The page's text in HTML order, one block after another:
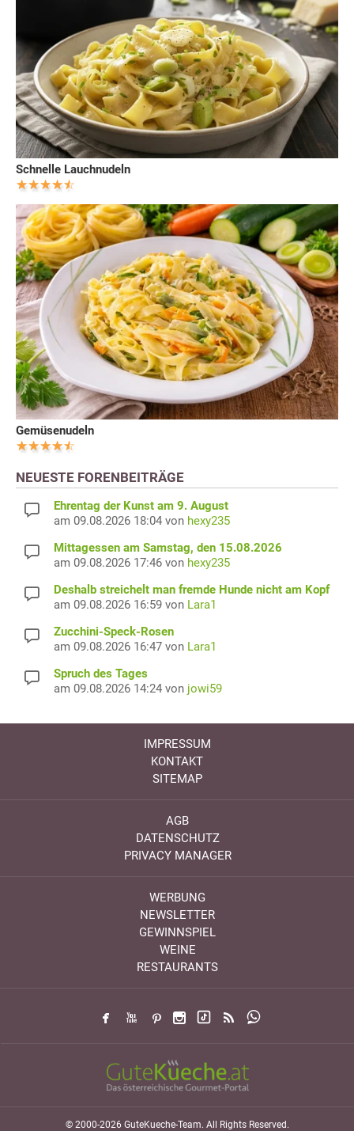
Schnelle Lauchnudeln
Gemüsenudeln
NEUESTE FORENBEITRÄGE
Ehrentag der Kunst am 9. August
am 09.08.2026 18:04 von hexy235
Mittagessen am Samstag, den 15.08.2026
am 09.08.2026 17:46 von hexy235
Deshalb streichelt man fremde Hunde nicht am Kopf
am 09.08.2026 16:59 von Lara1
Zucchini-Speck-Rosen
am 09.08.2026 16:47 von Lara1
Spruch des Tages
am 09.08.2026 14:24 von jowi59
IMPRESSUM
KONTAKT
SITEMAP
AGB
DATENSCHUTZ
PRIVACY MANAGER
WERBUNG
NEWSLETTER
GEWINNSPIEL
WEINE
RESTAURANTS
© 2000-2026 GuteKueche-Team. All Rights Reserved.